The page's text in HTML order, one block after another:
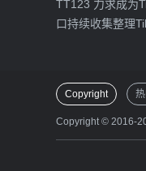
TT123 力求成为
口持续收集整理
Copyright
Copyright © 2016-